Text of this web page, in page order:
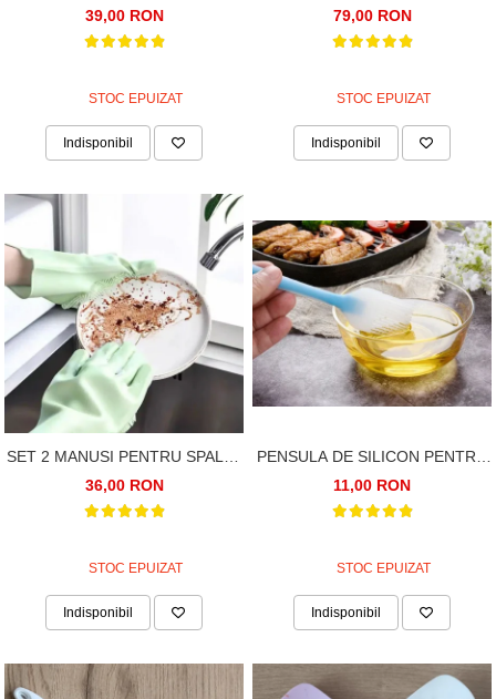
CAPTUSEALA, PENTRU
CUPTOR. REZISTENTE LA
39,00 RON
STOC EPUIZAT
Indisponibil
PLIABILE PENTRU PRANZ SAU
MERINDE
79,00 RON
STOC EPUIZAT
Indisponibil
SET 2 MANUSI PENTRU SPALAT
VASE. SILICON
TERMOREZISTENT.
36,00 RON
STOC EPUIZAT
Indisponibil
PENSULA DE SILICON PENTRU
UNS, 21CM, ALBASTRU
TRANSPARENT
11,00 RON
STOC EPUIZAT
Indisponibil